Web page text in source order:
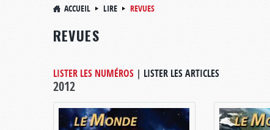
ACCUEIL LIRE REVUES
REVUES
LISTER LES NUMÉROS | LISTER LES ARTICLES
2012